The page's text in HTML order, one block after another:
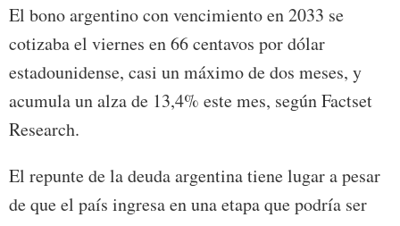
El bono argentino con vencimiento en 2033 se
cotizaba el viernes en 66 centavos por dólar
estadounidense, casi un máximo de dos meses, y
acumula un alza de 13,4% este mes, según Factset
Research.
El repunte de la deuda argentina tiene lugar a pesar
de que el país ingresa en una etapa que podría ser